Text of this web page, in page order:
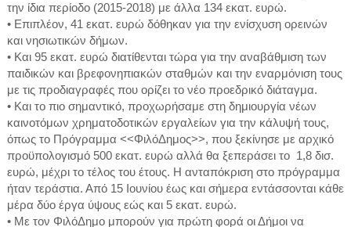
την ίδια περίοδο (2015-2018) με άλλα 134 εκατ. ευρώ.
• Επιπλέον, 41 εκατ. ευρώ δόθηκαν για την ενίσχυση ορεινών
και νησιωτικών δήμων.
• Και 95 εκατ. ευρώ διατίθενται τώρα για την αναβάθμιση των
παιδικών και βρεφονηπιακών σταθμών και την εναρμόνιση τους
με τις προδιαγραφές που ορίζει το νέο προεδρικό διάταγμα.
• Και το πιο σημαντικό, προχωρήσαμε στη δημιουργία νέων
καινοτόμων χρηματοδοτικών εργαλείων για την κάλυψή τους,
όπως το Πρόγραμμα <<ΦιλόΔημος>>, που ξεκίνησε με αρχικό
προϋπολογισμό 500 εκατ. ευρώ αλλά θα ξεπεράσει το 1,8 δισ.
ευρώ, μέχρι το τέλος του έτους. Η ανταπόκριση στο πρόγραμμα
ήταν τεράστια. Από 15 Ιουνίου έως και σήμερα εντάσσονται κάθε
μέρα δύο έργα ύψους εώς και 5 εκατ. ευρώ.
• Με τον ΦιλόΔημο μπορούν για πρώτη φορά οι Δήμοι να